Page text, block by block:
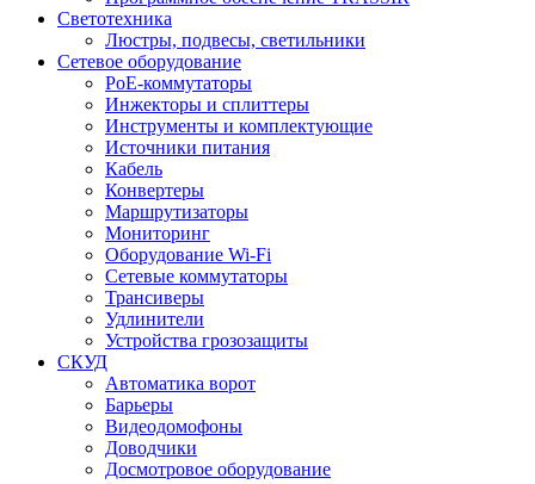
Светотехника
Люстры, подвесы, светильники
Сетевое оборудование
PoE-коммутаторы
Инжекторы и сплиттеры
Инструменты и комплектующие
Источники питания
Кабель
Конвертеры
Маршрутизаторы
Мониторинг
Оборудование Wi-Fi
Сетевые коммутаторы
Трансиверы
Удлинители
Устройства грозозащиты
СКУД
Автоматика ворот
Барьеры
Видеодомофоны
Доводчики
Досмотровое оборудование